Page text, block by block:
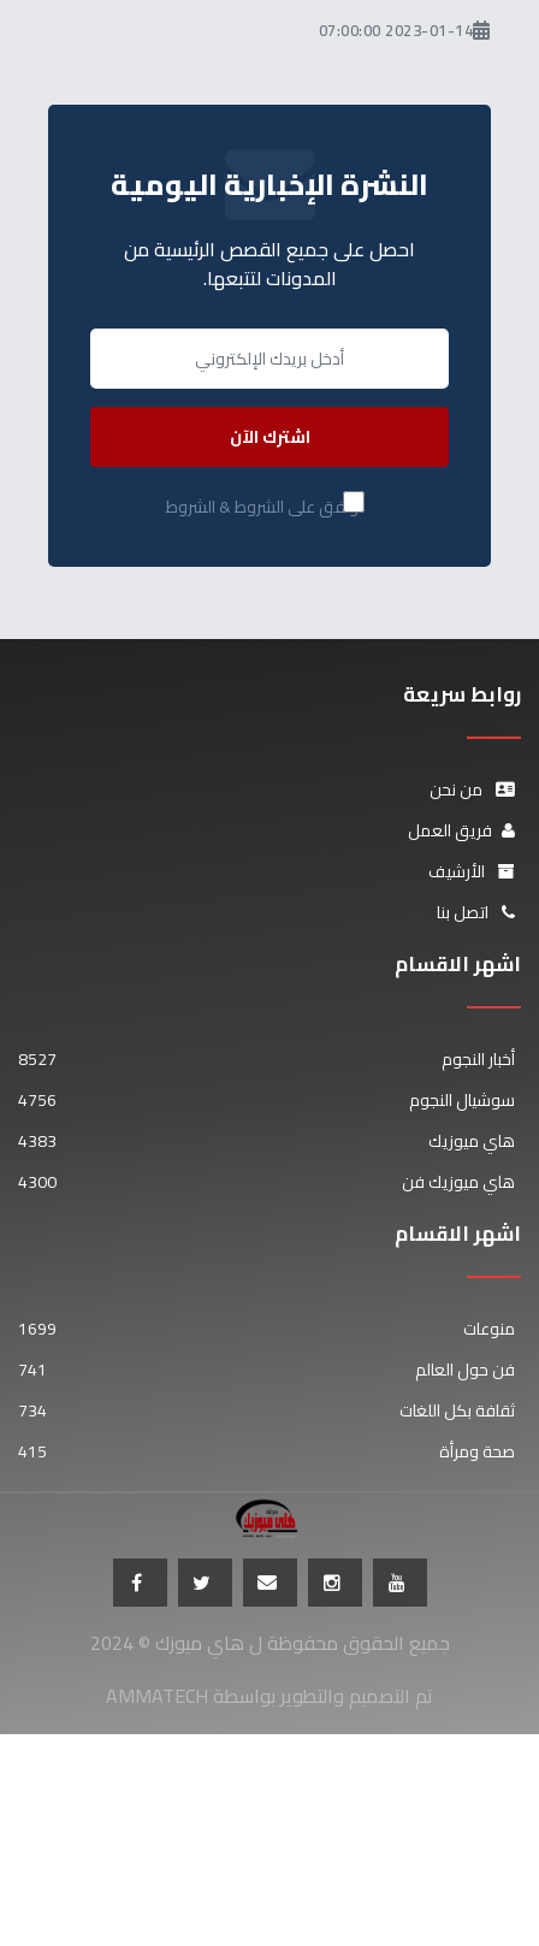
2023-01-14 07:00:00
النشرة الإخبارية اليومية
احصل على جميع القصص الرئيسية من
المدونات لتتبعها.
اشترك الآن
أوافق على الشروط & الشروط
روابط سريعة
من نحن
فريق العمل
الأرشيف
اتصل بنا
اشهر الاقسام
أخبار النجوم
8527
سوشيال النجوم
4756
هاي ميوزيك
4383
هاي ميوزيك فن
4300
اشهر الاقسام
منوعات
1699
فن حول العالم
741
ثقافة بكل اللغات
734
صحة ومرأة
415
جميع الحقوق محفوظة ل هاي ميوزك © 2024
AMMATECH تم التصميم والتطوير بواسطة